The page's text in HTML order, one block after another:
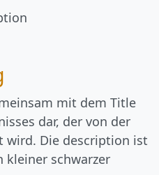
mit dem Title
dar, der von der
wird. Die description ist
kleiner schwarzer